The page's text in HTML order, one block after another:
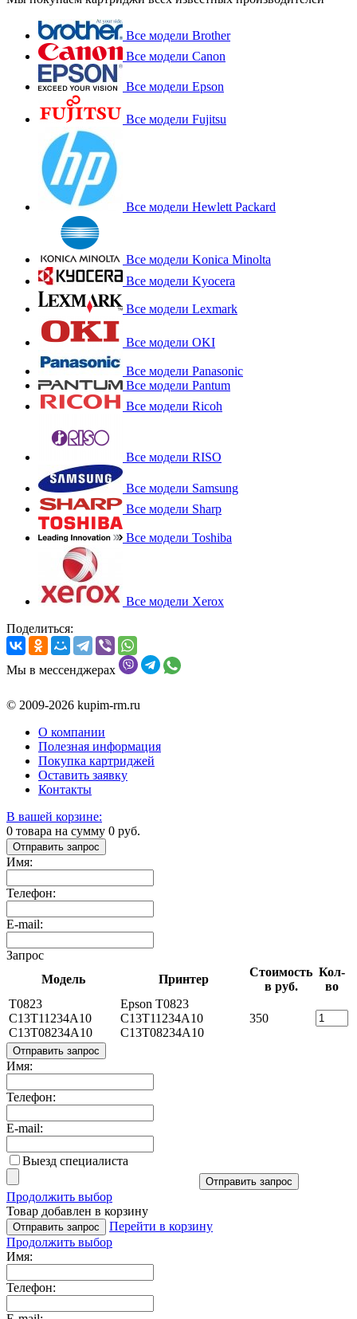
Все модели Brother
Все модели Canon
Все модели Epson
Все модели Fujitsu
Все модели Hewlett Packard
Все модели Konica Minolta
Все модели Kyocera
Все модели Lexmark
Все модели OKI
Все модели Panasonic
Все модели Pantum
Все модели Ricoh
Все модели RISO
Все модели Samsung
Все модели Sharp
Все модели Toshiba
Все модели Xerox
Поделиться:
Мы в мессенджерах
© 2009-2026 kupim-rm.ru
О компании
Полезная информация
Покупка картриджей
Оставить заявку
Контакты
В вашей корзине:
0 товара на сумму 0 руб.
Отправить запрос
Имя:
Телефон:
E-mail:
Запрос
Модель
Принтер
Стоимость
в руб.
Кол-
во
T0823
C13T11234A10
C13T08234A10
Epson T0823
C13T11234A10
C13T08234A10
350
Отправить запрос
Имя:
Телефон:
E-mail:
Выезд специалиста
Отправить запрос
Продолжить выбор
Товар добавлен в корзину
Отправить запрос
Перейти в корзину
Продолжить выбор
Имя:
Телефон: